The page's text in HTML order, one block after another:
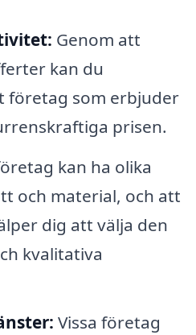
Genom att
kan du
företag som erbjuder
prisen.
kan ha olika
och material, och att
dig att välja den
kvalitativa
Vissa företag